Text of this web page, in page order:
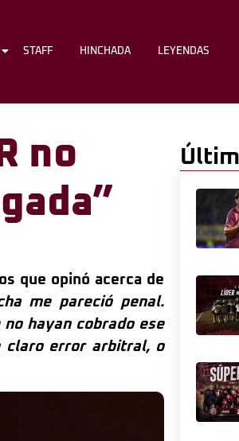
CLUB STAFF HINCHADA
STAFF HINCHADA LEYENDAS
no
que opinó acerca de
me pareció penal.
hayan cobrado ese
claro error arbitral, o